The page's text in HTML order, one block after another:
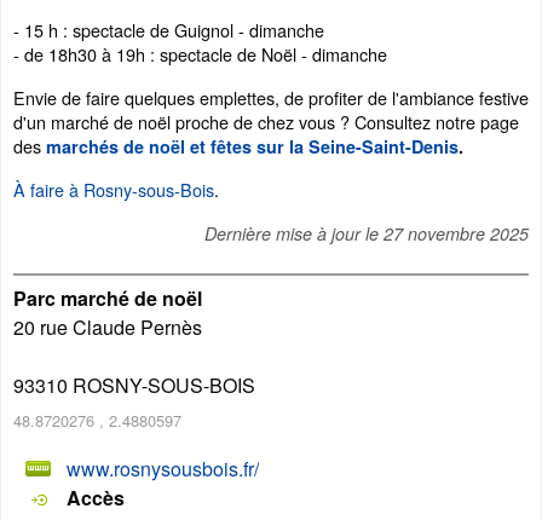
- 15 h : spectacle de Guignol - dimanche
- de 18h30 à 19h : spectacle de Noël - dimanche
Envie de faire quelques emplettes, de profiter de l'ambiance festive
d'un marché de noël proche de chez vous ? Consultez notre page
des marchés de noël et fêtes sur la Seine-Saint-Denis.
À faire à Rosny-sous-Bois.
Dernière mise à jour le 27 novembre 2025
Parc marché de noël
20 rue Claude Pernès
93310 ROSNY-SOUS-BOIS
48.8720276 , 2.4880597
www.rosnysousbois.fr/
Accès